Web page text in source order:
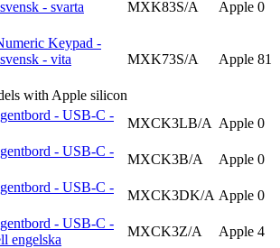
- svarta
MXK83S/A Apple 0
Keypad -
- vita
MXK73S/A Apple 81
with Apple silicon
- USB-C -
MXCK3LB/A Apple 0
- USB-C -
MXCK3B/A Apple 0
- USB-C -
MXCK3DK/A Apple 0
- USB-C -
engelska
MXCK3Z/A Apple 4